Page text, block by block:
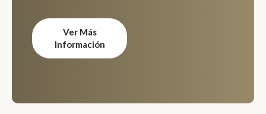
Ver Más
Información